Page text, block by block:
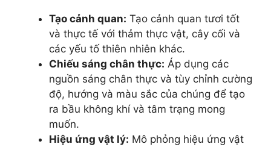
Tạo cảnh quan: Tạo cảnh quan tươi tốt
và thực tế với thảm thực vật, cây cối và
các yếu tố thiên nhiên khác.
Chiếu sáng chân thực: Áp dụng các
nguồn sáng chân thực và tùy chỉnh cường
độ, hướng và màu sắc của chúng để tạo
ra bầu không khí và tâm trạng mong
muốn.
Hiệu ứng vật lý: Mô phỏng hiệu ứng vật